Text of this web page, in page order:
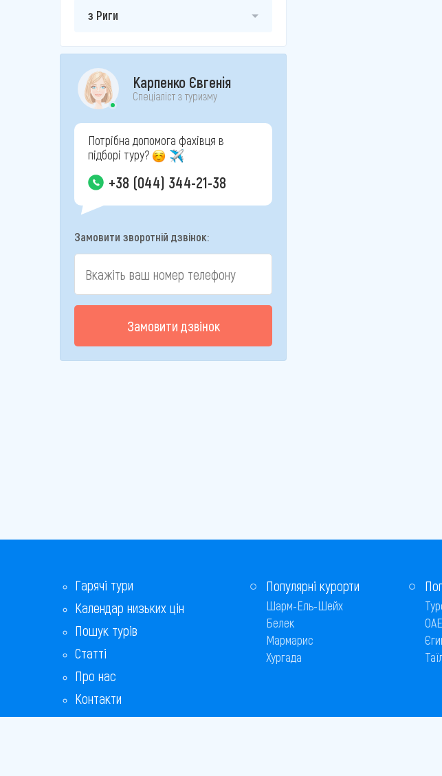
з Риги
Карпенко Євгенія
Спеціаліст з туризму
Потрібна допомога фахівця в
підборі туру?
+38 (044) 344-21-38
Замовити зворотній дзвінок:
Замовити дзвінок
Гарячі тури
Календар низьких цін
Пошук турів
Статті
Про нас
Контакти
Бонусна програма
Популярні курорти
Шарм-Ель-Шейх
Белек
Мармарис
Хургада
ОАЕ